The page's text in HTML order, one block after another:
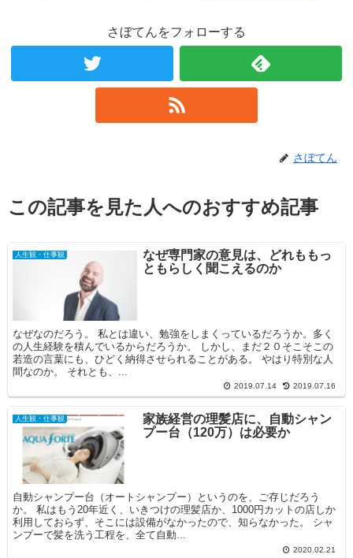
さぼてんをフォローする
さぼてん
この記事を見た人へのおすすめ記事
人生観・仕事観
なぜ専門家の意見は、どれももっ
ともらしく聞こえるのか
なぜなのだろう。 私とは違い、勉強をしまくっているだろうか。多く
の人生経験を積んでいるからだろうか。 しかし、まだ２０そこそこの
若造の言葉にも、ひどく納得させられることがある。 やはり特別な人
間なのか。 それとも、...
2019.07.14 2019.07.16
人生観・仕事観
家族経営の理髪店に、自動シャン
プー台（120万）は必要か
自動シャンプー台（オートシャンプー）というのを、ご存じだろう
か。 私はもう20年近く、いきつけの理髪店か、1000円カットの店しか
利用しておらず、そこには設備がなかったので、知らなかった。 シャ
ンプーで髪を洗う工程を、全て自動...
2020.02.21